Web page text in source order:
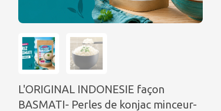
L'ORIGINAL INDONESIE façon
BASMATI- Perles de konjac minceur-